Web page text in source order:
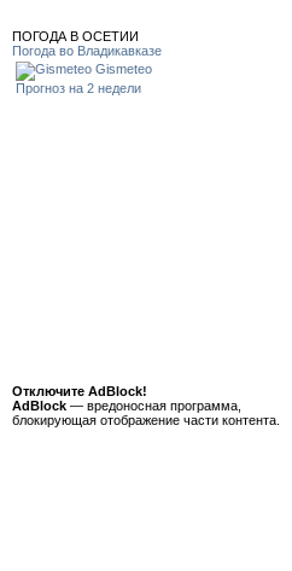
ПОГОДА В ОСЕТИИ
Погода во Владикавказе
Gismeteo
Прогноз на 2 недели
Отключите AdBlock!
AdBlock — вредоносная программа,
блокирующая отображение части контента.